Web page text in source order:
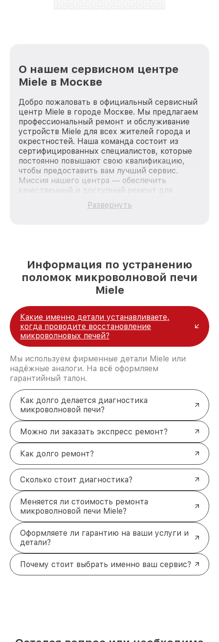
О нашем сервисном центре
Miele в Москве
Добро пожаловать в официальный сервисный
центр Miele в городе Москве. Мы предлагаем
профессиональный ремонт и обслуживание
устройств Miele для всех жителей города и
окрестностей. Наша команда состоит из
сертифицированных специалистов, которые
постоянно повышают свою квалификацию,
чтобы предоставить вам лучший сервис.
Миссия нашего центра — обеспечить
качественный и доступный ремонт для
каждого пользователя продукции Miele, вне
зависимости от сложности поломки. Мы
и лояльности наших клиентов.
Развернуть
Информация по устранению
поломок микроволновой печи
Miele
Какие именно детали устанавливаете,
когда проводите восстановление
микроволновых печей?
Мы используем фирменные детали Miele или
надёжные аналоги. На всё оформляем
гарантийный талон.
Как долго делается диагностика
микроволновой печи?
Можно ли заказать экспресс ремонт?
Как долго ремонт?
Сколько стоит диагностика?
Меняется ли стоимость ремонта
микроволновой печи Miele?
Оформляете ли гарантию на ваши услуги и
детали?
Почему стоит выбрать именно ваш сервис?